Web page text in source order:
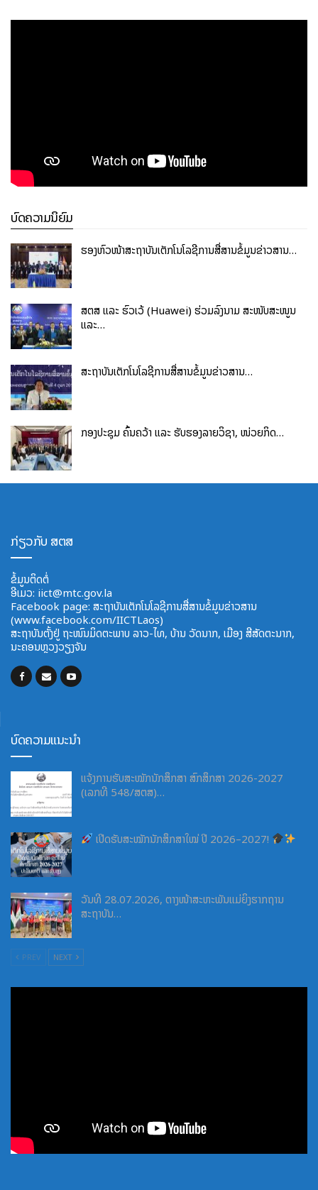
ກຽມພ້ອມຮອງຮັບໃນການເປີດສູນແຫ່ງນີ້. ພ້ອມນັ້ນ, ຜູ້ບໍລິຫານລະດັບ
ຈັດຕັ້ງການ ສູນເຕັກໂນໂລຊີການສື່ສານຂໍ້ມູນຂ່າວສານ ຈະໄດ້ຈັດການ
ຮຽນ-ການສອນທາງດ້ານໄອຊີທີ ໃນຫຼາຍຫຼັກສູດຝຶກອົບຮົມໄລຍະສັ້ນ
ແລະ ຫຼັກສູດໄລຍະຍາວ ຫຼາຍສາຂາວິຊາໃນລະດັບວິຊາຊີບ ຊັ້ນສູງ ແລະ
ປະລິນຍາຕີ ເຊັ່ນ: ສາຂາວິສະວະກໍາເຕັກໂນໂລຊີຂໍ້ມູນຂ່າວສານ, ສາຂາວິສະ
ວະກໍາເຕັກໂນໂລຊີການສື່ສານ, ສາຂາວິສະວະກໍາຄວາມປອດໄພໄຊເບີ, ສາ
ຂາວິສະວະກໍາບໍລິຫານເຕັກໂນໂລຊີການສື່ສານຂໍ້ມູນຂ່າວສານ ແລະ ສາຂາວິ
ສະວະກໍາເຕັກໂນໂລຊີການສື່ສານຂໍ້ມູນຂ່າວສານ. ໃນອະນາຄົດອັນໃກ້ນີ້
ສະຖາບັນເຕັກໂນໂລຊີການສື່ສານຂໍ້ມູນຂ່າວສານ ຈະໄດ້ສ້າງເພີ່ມອີກຫຼາຍໆ
ສາຂາວິຊາ ເຊັ່ນ: ບໍລິຫານເຊີເວີ, ໂລຈິສຕິກ, ການຄ້າເອເລັກໂຕຣນິກ,
ປັນຍາປະດິດ ແລະ ອື່ນໆ ເພື່ອປະກອບສ່ວນເຂົ້າໃນວຽກງານການຫັນເປັນ
ດິຈິຕອນ ຂອງ ສປປ ລາວ ເວົ້າລວມ, ເວົ້າສະເພາະ ແມ່ນການສ້າງ ແລະ
ຕ່າງໆ ໃນຕໍ່ໜ້າ.
ບົດຄວາມນິຍົມ
ຮອງຫົວໜ້າສະຖາບັນເຕັກໂນໂລຊີການສື່ສານຂໍ້ມູນຂ່າວສານ…
ສຕສ ແລະ ຮົວເວ້ (Huawei) ຮ່ວມລົງນາມ ສະໜັບສະໜູນ
ແລະ…
ສະຖາບັນເຕັກໂນໂລຊີການສື່ສານຂໍ້ມູນຂ່າວສານ…
ກອງປະຊຸມ ຄົ້ນຄວ້າ ແລະ ຮັບຮອງລາຍວິຊາ, ໜ່ວຍກິດ…
ກ່ຽວກັບ ສຕສ
ຂໍ້ມູນຕິດຕໍ່
ອີ​ເມວ: iict@mtc.gov.la
Facebook page: ສະຖາບັນເຕັກໂນໂລຊີການສື່ສານຂໍ້ມູນຂ່າວສານ
(www.facebook.com/IICTLaos)
ສະ​ຖາ​ບັນ​ຕັ້ງຢູ່ ຖະໜົນມິດຕະພາບ​ ລາວ​-ໄທ, ບ້ານ ວັດ​ນາກ, ​ເມືອງ ສີ​ສັດຕະ​ນາກ,
ນະຄອນຫຼວງວຽງຈັນ
ບົດຄວາມແນະນຳ
ແຈ້ງການຮັບສະໝັກນັກສຶກສາ ສົກສຶກສາ 2026-2027
(ເລກທີ 548/ສຕສ)…
ເປີດຮັບສະໝັກນັກສຶກສາໃໝ່ ປີ 2026–2027!
ວັນທີ 28.07.2026, ຕາງໜ້າສະຫະພັນແມ່ຍິງຮາກຖານ
ສະຖາບັນ…
PREV NEXT